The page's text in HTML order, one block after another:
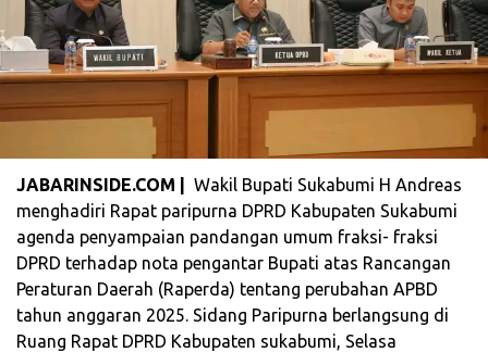
‎JABARINSIDE.COM |
Wakil Bupati Sukabumi H Andreas
menghadiri Rapat paripurna DPRD Kabupaten Sukabumi
agenda penyampaian pandangan umum fraksi- fraksi
DPRD terhadap nota pengantar Bupati atas Rancangan
Peraturan Daerah (Raperda) tentang perubahan APBD
tahun anggaran 2025. Sidang Paripurna berlangsung di
Ruang Rapat DPRD Kabupaten sukabumi, Selasa